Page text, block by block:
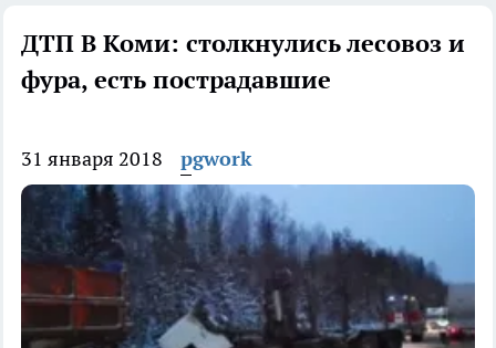
ДТП В Коми: столкнулись лесовоз и
фура, есть пострадавшие
31 января 2018 pgwork